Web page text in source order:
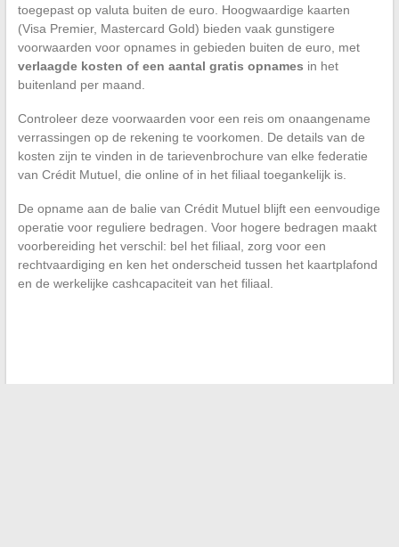
toegepast op valuta buiten de euro. Hoogwaardige kaarten
(Visa Premier, Mastercard Gold) bieden vaak gunstigere
voorwaarden voor opnames in gebieden buiten de euro, met
verlaagde kosten of een aantal gratis opnames in het
buitenland per maand.
Controleer deze voorwaarden voor een reis om onaangename
verrassingen op de rekening te voorkomen. De details van de
kosten zijn te vinden in de tarievenbrochure van elke federatie
van Crédit Mutuel, die online of in het filiaal toegankelijk is.
De opname aan de balie van Crédit Mutuel blijft een eenvoudige
operatie voor reguliere bedragen. Voor hogere bedragen maakt
voorbereiding het verschil: bel het filiaal, zorg voor een
rechtvaardiging en ken het onderscheid tussen het kaartplafond
en de werkelijke cashcapaciteit van het filiaal.